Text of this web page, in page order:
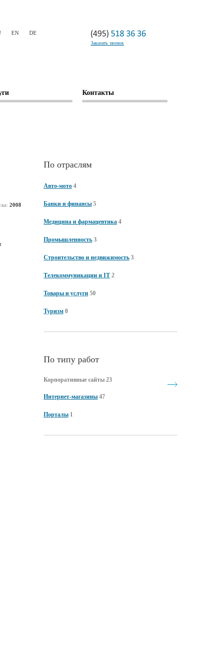
EN DE
Заказать звонок
Контакты
2008
По отраслям
Авто-мото 4
Банки и финансы 5
Медицина и фармацевтика 4
Промышленность 3
Строительство и недвижимость 3
Телекоммуникации и IT 2
Товары и услуги 50
Туризм 0
По типу работ
Корпоративные сайты 23
Интернет-магазины 47
Порталы 1